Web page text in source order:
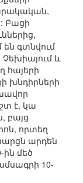
Բացի
են գտնվում
Չեխիայում և
հայերի
խնդիրների
է, կա
բայց
որտեղ
արդեն
ին մեծ
10-